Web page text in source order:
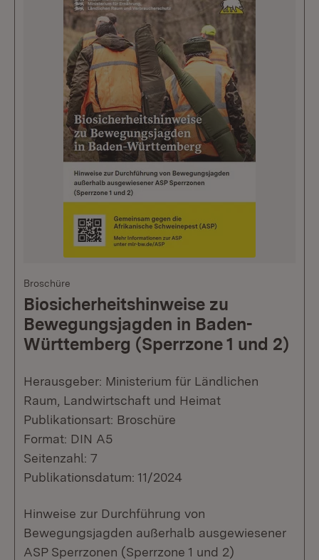
Broschüre
Biosicherheitshinweise zu
Bewegungsjagden in Baden-
Württemberg (Sperrzone 1 und 2)
Herausgeber: Ministerium für Ländlichen
Raum, Landwirtschaft und Heimat
Publikationsart: Broschüre
Format: DIN A5
Seitenzahl: 7
Publikationsdatum: 11/2024
Hinweise zur Durchführung von
Bewegungsjagden außerhalb ausgewiesener
ASP Sperrzonen (Sperrzone 1 und 2)